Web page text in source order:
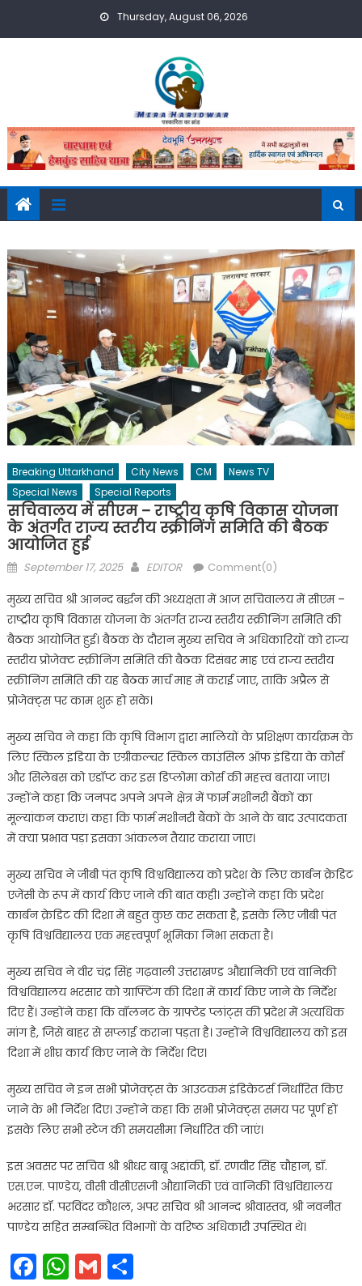
Thursday, August 06, 2026
Breaking Uttarkhand City News CM
News TV
Special News
Special Reports
सचिवालय में सीएम – राष्ट्रीय कृषि विकास योजना
के अंतर्गत राज्य स्तरीय स्क्रीनिंग समिति की बैठक
आयोजित हुई
Posted
September 17, 2025 Author
EDITOR Comment(0)
मुख्य सचिव श्री आनन्द बर्द्धन की अध्यक्षता में आज सचिवालय में सीएम –
राष्ट्रीय कृषि विकास योजना के अंतर्गत राज्य स्तरीय स्क्रीनिंग समिति की
बैठक आयोजित हुई। बैठक के दौरान मुख्य सचिव ने अधिकारियों को राज्य
स्तरीय प्रोजेक्ट स्क्रीनिंग समिति की बैठक दिसंबर माह एवं राज्य स्तरीय
स्क्रीनिंग समिति की यह बैठक मार्च माह में कराई जाए, ताकि अप्रैल से
प्रोजेक्ट्स पर काम शुरू हो सके।
मुख्य सचिव ने कहा कि कृषि विभाग द्वारा मालियों के प्रशिक्षण कार्यक्रम के
लिए स्किल इंडिया के एग्रीकल्चर स्किल काउंसिल ऑफ इंडिया के कोर्स
और सिलेबस को एडॉप्ट कर इस डिप्लोमा कोर्स की महत्त्व बताया जाए।
उन्होंने कहा कि जनपद अपने अपने क्षेत्र में फार्म मशीनरी बैंकों का
मूल्यांकन कराएं। कहा कि फार्म मशीनरी बैंकों के आने के बाद उत्पादकता
में क्या प्रभाव पड़ा इसका आंकलन तैयार कराया जाए।
मुख्य सचिव ने जीबी पंत कृषि विश्वविद्यालय को प्रदेश के लिए कार्बन क्रेडिट
एजेंसी के रूप में कार्य किए जाने की बात कही। उन्होंने कहा कि प्रदेश
कार्बन क्रेडिट की दिशा में बहुत कुछ कर सकता है, इसके लिए जीबी पंत
कृषि विश्वविद्यालय एक महत्त्वपूर्ण भूमिका निभा सकता है।
मुख्य सचिव ने वीर चंद्र सिंह गढ़वाली उत्तराखण्ड औद्यानिकी एवं वानिकी
विश्वविद्यालय भरसार को ग्राफ्टिंग की दिशा में कार्य किए जाने के निर्देश
दिए हैं। उन्होंने कहा कि वॉलनट के ग्राफ्टेड प्लांट्स की प्रदेश में अत्यधिक
मांग है, जिसे बाहर से सप्लाई कराना पड़ता है। उन्होंने विश्वविद्यालय को इस
दिशा में शीघ्र कार्य किए जाने के निर्देश दिए।
मुख्य सचिव ने इन सभी प्रोजेक्ट्स के आउटकम इंडिकेटर्स निर्धारित किए
जाने के भी निर्देश दिए। उन्होंने कहा कि सभी प्रोजेक्ट्स समय पर पूर्ण हों
इसके लिए सभी स्टेज की समयसीमा निर्धारित की जाएं।
इस अवसर पर सचिव श्री श्रीधर बाबू अद्दांकी, डॉ. रणवीर सिंह चौहान, डॉ.
एस.एन. पाण्डेय, वीसी वीसीएसजी औद्यानिकी एवं वानिकी विश्वविद्यालय
भरसार डॉ. परविंदर कौशल, अपर सचिव श्री आनन्द श्रीवास्तव, श्री नवनीत
पाण्डेय सहित सम्बन्धित विभागों के वरिष्ठ अधिकारी उपस्थित थे।
Facebook
WhatsApp
GmailShare